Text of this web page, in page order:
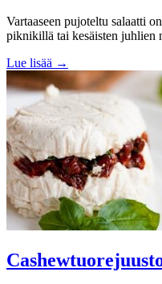
Vartaaseen pujoteltu salaatti
piknikillä tai kesäisten juhlien
Lue lisää →